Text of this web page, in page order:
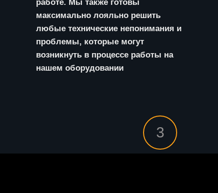
работе. Мы также готовы
максимально лояльно решить
любые технические непонимания и
проблемы, которые могут
возникнуть в процессе работы на
нашем оборудовании
3